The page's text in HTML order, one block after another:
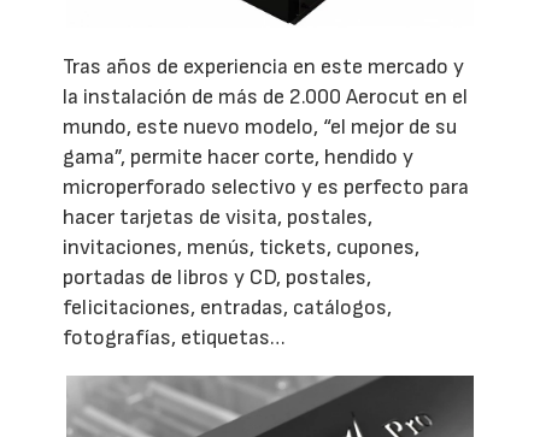
Tras años de experiencia en este mercado y
la instalación de más de 2.000 Aerocut en el
mundo, este nuevo modelo, “el mejor de su
gama”, permite hacer corte, hendido y
microperforado selectivo y es perfecto para
hacer tarjetas de visita, postales,
invitaciones, menús, tickets, cupones,
portadas de libros y CD, postales,
felicitaciones, entradas, catálogos,
fotografías, etiquetas…